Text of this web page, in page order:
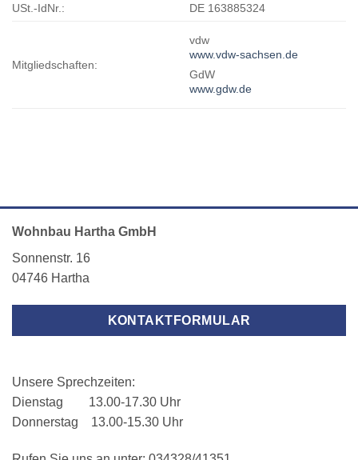
USt.-IdNr.: DE 163885324
Mitgliedschaften:
vdw
www.vdw-sachsen.de
GdW
www.gdw.de
Wohnbau Hartha GmbH
Sonnenstr. 16
04746 Hartha
KONTAKTFORMULAR
Unsere Sprechzeiten:
Dienstag 13.00-17.30 Uhr
Donnerstag 13.00-15.30 Uhr